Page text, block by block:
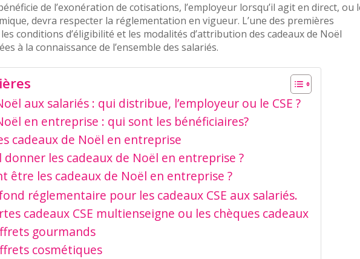
de l’exonération de cotisations, l’employeur lorsqu’il agit en direct, ou
devra respecter la réglementation en vigueur. L’une des premières
conditions d’éligibilité et les modalités d’attribution des cadeaux de Noël
à la connaissance de l’ensemble des salariés.
aux salariés : qui distribue, l’employeur ou le CSE ?
en entreprise : qui sont les bénéficiaires?
cadeaux de Noël en entreprise
les cadeaux de Noël en entreprise ?
être les cadeaux de Noël en entreprise ?
réglementaire pour les cadeaux CSE aux salariés.
cadeaux CSE multienseigne ou les chèques cadeaux
gourmands
cosmétiques